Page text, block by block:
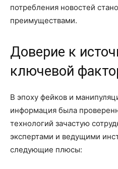
потребления новостей
преимуществами.
Доверие к
ключевой
В эпоху фейков и
информация была
технологий зачастую
экспертами и ведущими
следующие плюсы: